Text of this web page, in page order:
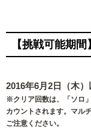
【挑戦可能期間】
2016年6月2日（木
※クリア回数は、「ソロ
カウントされます。マル
ご注意ください。